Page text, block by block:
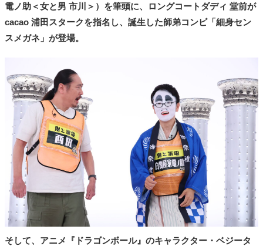
電ノ助＜女と男 市川＞）を筆頭に、ロングコートダディ 堂前が
cacao 浦田スタークを指名し、誕生した師弟コンビ「細身セン
スメガネ」が登場。
そして、アニメ『ドラゴンボール』のキャラクター・ベジータ